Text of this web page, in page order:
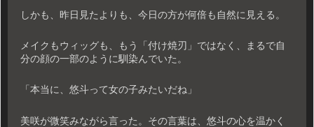
しかも、昨日見たよりも、今日の方が何倍も自然に見える。
メイクもウィッグも、もう「付け焼刃」ではなく、まるで自
分の顔の一部のように馴染んでいた。
「本当に、悠斗って女の子みたいだね」
美咲が微笑みながら言った。その言葉は、悠斗の心を温かく